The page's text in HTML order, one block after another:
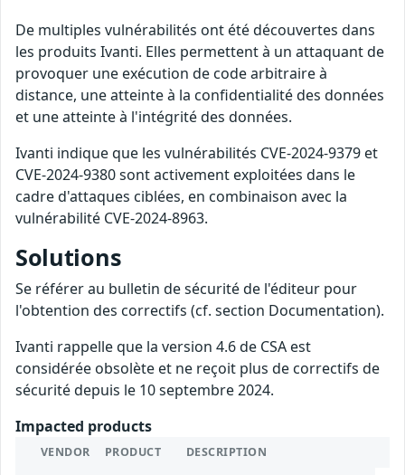
De multiples vulnérabilités ont été découvertes dans
les produits Ivanti. Elles permettent à un attaquant de
provoquer une exécution de code arbitraire à
distance, une atteinte à la confidentialité des données
et une atteinte à l'intégrité des données.
Ivanti indique que les vulnérabilités CVE-2024-9379 et
CVE-2024-9380 sont activement exploitées dans le
cadre d'attaques ciblées, en combinaison avec la
vulnérabilité CVE-2024-8963.
Solutions
Se référer au bulletin de sécurité de l'éditeur pour
l'obtention des correctifs (cf. section Documentation).
Ivanti rappelle que la version 4.6 de CSA est
considérée obsolète et ne reçoit plus de correctifs de
sécurité depuis le 10 septembre 2024.
Impacted products
VENDOR PRODUCT DESCRIPTION